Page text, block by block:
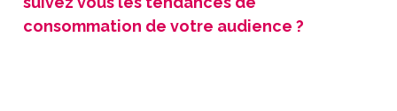
consommation de votre audience ?